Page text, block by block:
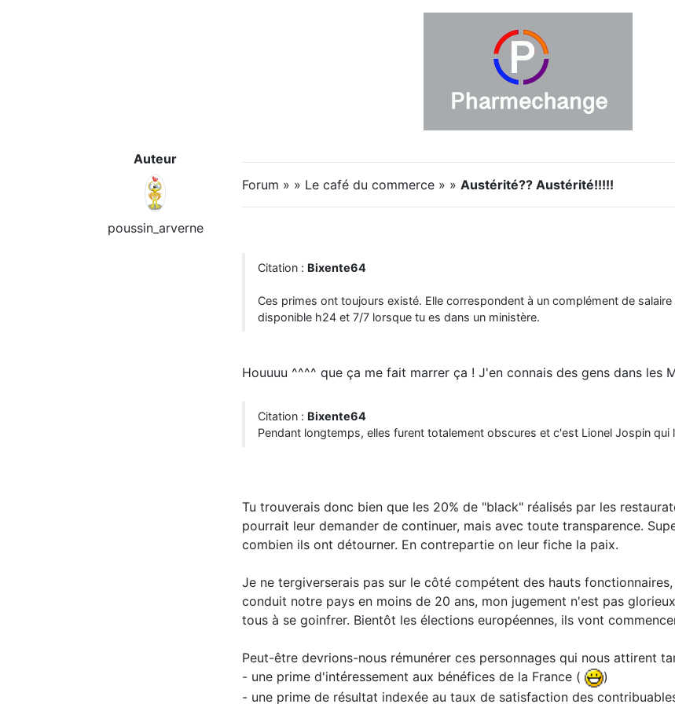
Auteur
poussin_arverne
Forum » » Le café du commerce » » Austérité?? Austérité!!!!!
Citation : Bixente64
Ces primes ont toujours existé. Elle correspondent à un complément de
disponible h24 et 7/7 lorsque tu es dans un ministère.
Houuuu ^^^^ que ça me fait marrer ça ! J'en connais des gens dans les
Citation : Bixente64
Pendant longtemps, elles furent totalement obscures et c'est Lionel Jospin qui
Tu trouverais donc bien que les 20% de "black" réalisés par les
pourrait leur demander de continuer, mais avec toute transparence.
combien ils ont détourner. En contrepartie on leur fiche la paix.
Je ne tergiverserais pas sur le côté compétent des hauts
conduit notre pays en moins de 20 ans, mon jugement n'est pas
tous à se goinfrer. Bientôt les élections européennes, ils vont
Peut-être devrions-nous rémunérer ces personnages qui nous attirent
- une prime d'intéressement aux bénéfices de la France (
)
- une prime de résultat indexée au taux de satisfaction des